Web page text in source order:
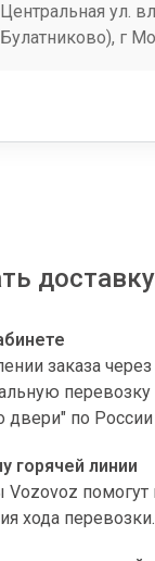
Центральная ул.
Булатниково), г
заказа
перевозку
двери" по
горячей линии
помогут
хода